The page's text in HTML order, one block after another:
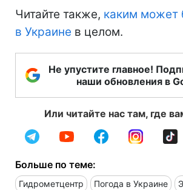
Читайте также, каким может
в Украине в целом.
Не упустите главное!
наши обновления в
Или читайте нас там, где
Больше по теме:
Гидрометцентр Погода в Украине